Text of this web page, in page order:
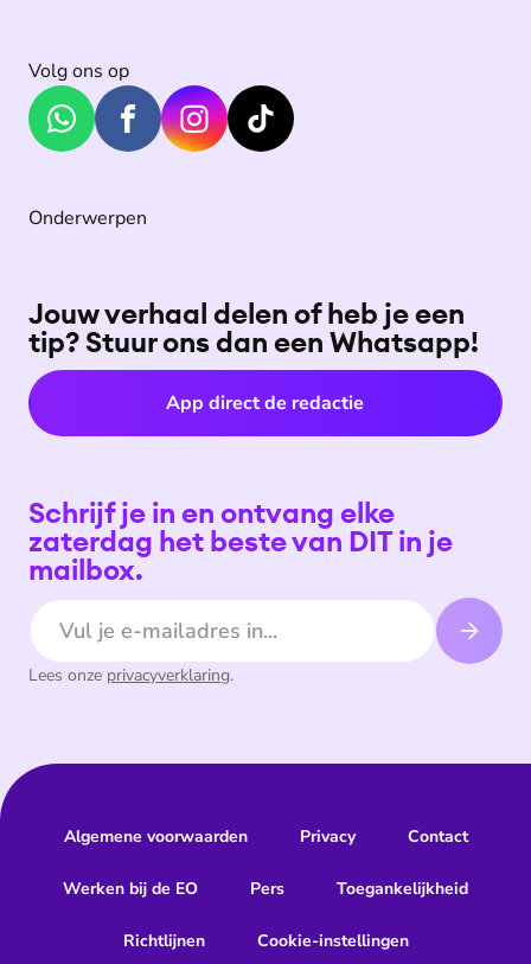
Volg ons op
Onderwerpen
Jouw verhaal delen of heb je een
tip? Stuur ons dan een Whatsapp!
App direct de redactie
Schrijf je in en ontvang elke
zaterdag het beste van DIT in je
mailbox.
E-mailadres
Lees onze privacyverklaring.
Algemene voorwaarden Privacy Contact
Werken bij de EO Pers Toegankelijkheid
Richtlijnen Cookie-instellingen